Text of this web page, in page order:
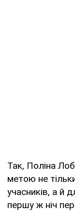
Так, Поліна
метою не
учасників, а й
першу ж ніч